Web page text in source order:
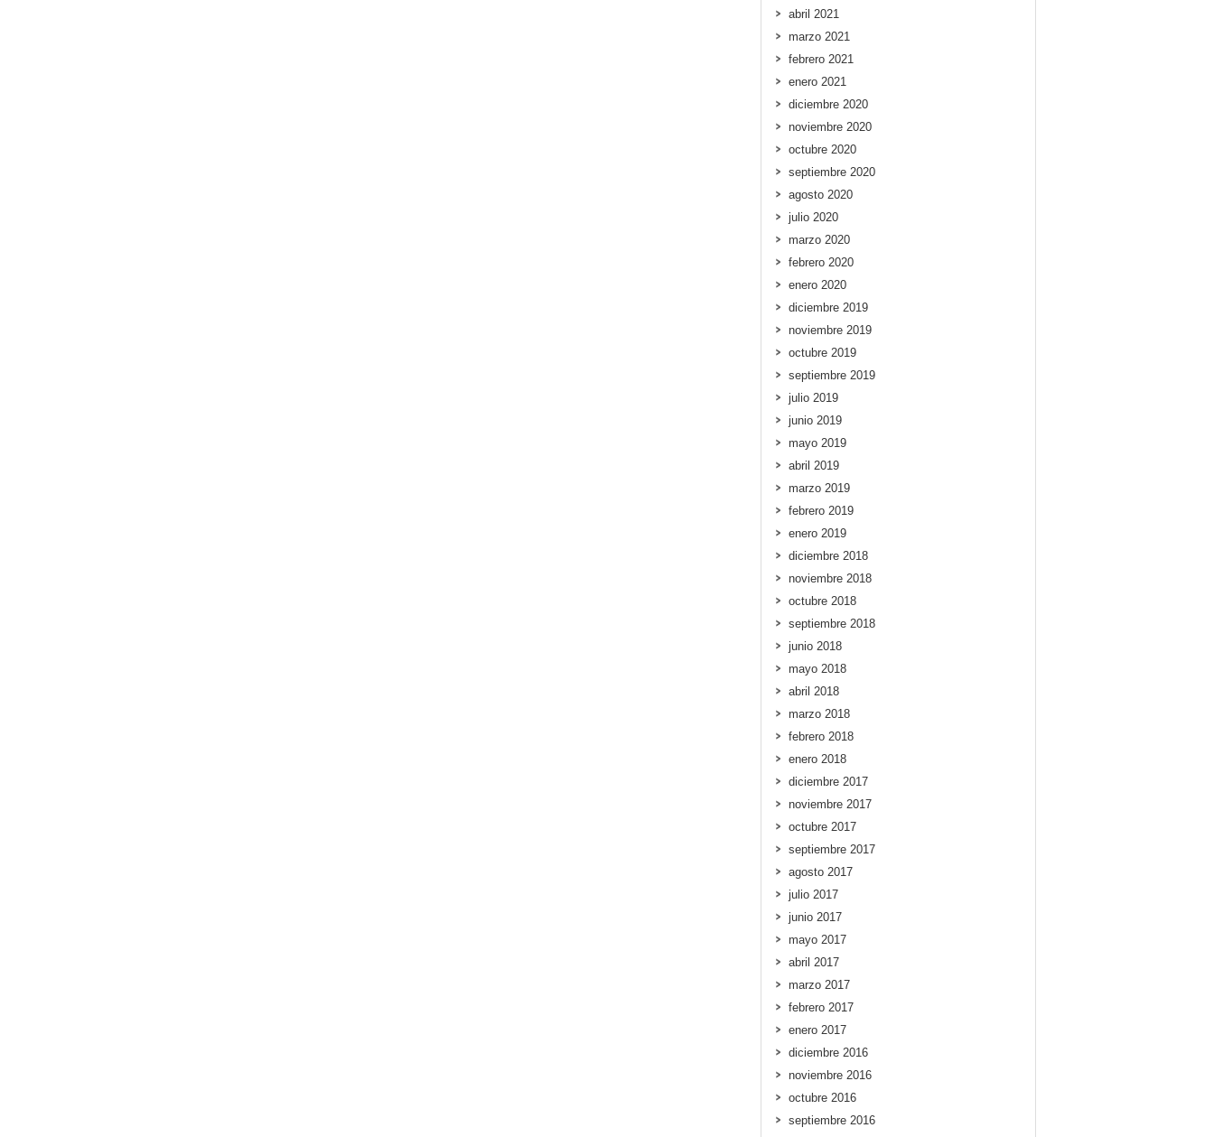
abril 2021
marzo 2021
febrero 2021
enero 2021
diciembre 2020
noviembre 2020
octubre 2020
septiembre 2020
agosto 2020
julio 2020
marzo 2020
febrero 2020
enero 2020
diciembre 2019
noviembre 2019
octubre 2019
septiembre 2019
julio 2019
junio 2019
mayo 2019
abril 2019
marzo 2019
febrero 2019
enero 2019
diciembre 2018
noviembre 2018
octubre 2018
septiembre 2018
junio 2018
mayo 2018
abril 2018
marzo 2018
febrero 2018
enero 2018
diciembre 2017
noviembre 2017
octubre 2017
septiembre 2017
agosto 2017
julio 2017
junio 2017
mayo 2017
abril 2017
marzo 2017
febrero 2017
enero 2017
diciembre 2016
noviembre 2016
octubre 2016
septiembre 2016